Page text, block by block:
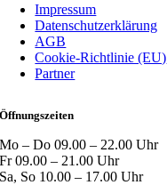
Impressum
Datenschutzerklärung
AGB
Cookie-Richtlinie (EU)
Partner
Öffnungszeiten
Mo – Do 09.00 – 22.00 Uhr
Fr 09.00 – 21.00 Uhr
Sa, So 10.00 – 17.00 Uhr